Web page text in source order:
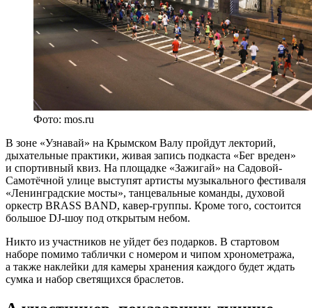
Фото: mos.ru
В зоне «Узнавай» на Крымском Валу пройдут лекторий,
дыхательные практики, живая запись подкаста «Бег вреден»
и спортивный квиз. На площадке «Зажигай» на Садовой-
Самотёчной улице выступят артисты музыкального фестиваля
«Ленинградские мосты», танцевальные команды, духовой
оркестр BRASS BAND, кавер-группы. Кроме того, состоится
большое DJ-шоу под открытым небом.
Никто из участников не уйдет без подарков. В стартовом
наборе помимо таблички с номером и чипом хронометража,
а также наклейки для камеры хранения каждого будет ждать
сумка и набор светящихся браслетов.